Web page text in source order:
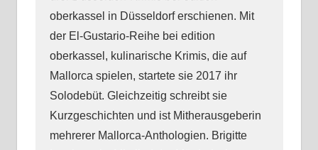
oberkassel in Düsseldorf erschienen. Mit
der El-Gustario-Reihe bei edition
oberkassel, kulinarische Krimis, die auf
Mallorca spielen, startete sie 2017 ihr
Solodebüt. Gleichzeitig schreibt sie
Kurzgeschichten und ist Mitherausgeberin
mehrerer Mallorca-Anthologien. Brigitte